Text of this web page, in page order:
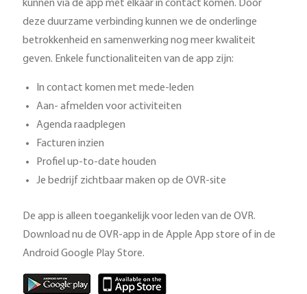
kunnen via de app met elkaar in contact komen. Door
deze duurzame verbinding kunnen we de onderlinge
betrokkenheid en samenwerking nog meer kwaliteit
geven. Enkele functionaliteiten van de app zijn:
In contact komen met mede-leden
Aan- afmelden voor activiteiten
Agenda raadplegen
Facturen inzien
Profiel up-to-date houden
Je bedrijf zichtbaar maken op de OVR-site
De app is alleen toegankelijk voor leden van de OVR.
Download nu de OVR-app in de Apple App store of in de
Android Google Play Store.